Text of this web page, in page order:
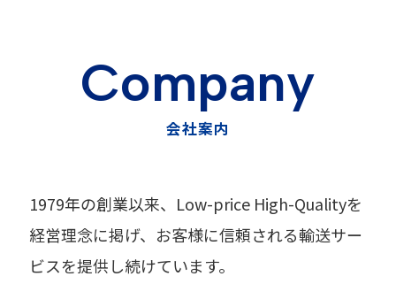
Company
会社案内
1979年の創業以来、 Low-price High-Qualityを
経営理念に掲げ、 お客様に信頼される輸送サー
ビスを提供し続けています。